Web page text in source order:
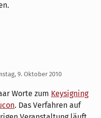
9. Oktober 2010
Worte zum Keysigning
. Das Verfahren auf